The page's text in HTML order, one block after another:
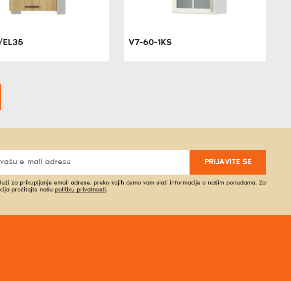
V7-60-1KS
PRIJAVITE SE
za prikupljanje email adrese, preko kojih ćemo vam slati informacije o našim ponudama. Za
pročitajte našu politiku privatnosti.